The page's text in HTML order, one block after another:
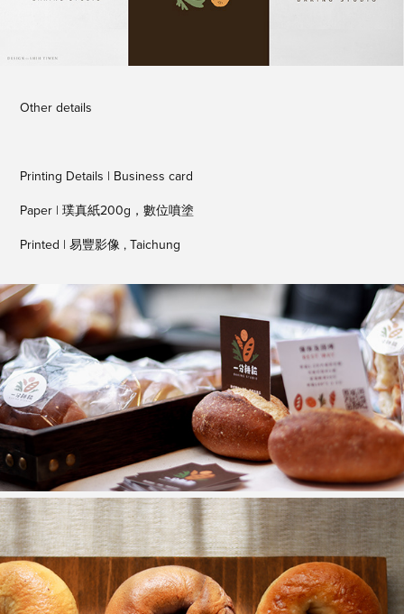
Other details
Printing Details | Business card
Paper | 璞真紙200g，數位噴塗
Printed | 易豐影像 , Taichung